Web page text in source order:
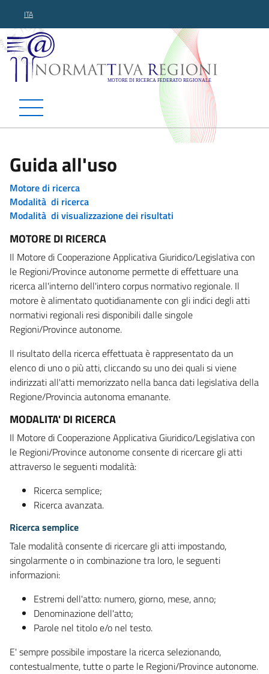
ITA
Normattiva Regioni -
Guida all'uso
Motore di ricerca
Modalità di ricerca
Modalità di visualizzazione dei risultati
MOTORE DI RICERCA
Il Motore di Cooperazione Applicativa Giuridico/Legislativa con
le Regioni/Province autonome permette di effettuare una
ricerca all'interno dell'intero corpus normativo regionale. Il
motore è alimentato quotidianamente con gli indici degli atti
normativi regionali resi disponibili dalle singole
Regioni/Province autonome.
Il risultato della ricerca effettuata è rappresentato da un
elenco di uno o più atti, cliccando su uno dei quali si viene
indirizzati all'atti memorizzato nella banca dati legislativa della
Regione/Provincia autonoma emanante.
MODALITA' DI RICERCA
Il Motore di Cooperazione Applicativa Giuridico/Legislativa con
le Regioni/Province autonome consente di ricercare gli atti
attraverso le seguenti modalità:
Ricerca semplice;
Ricerca avanzata.
Ricerca semplice
Tale modalità consente di ricercare gli atti impostando,
singolarmente o in combinazione tra loro, le seguenti
informazioni:
Estremi dell'atto: numero, giorno, mese, anno;
Denominazione dell'atto;
Parole nel titolo e/o nel testo.
E' sempre possibile impostare la ricerca selezionando,
contestualmente, tutte o parte le Regioni/Province autonome.